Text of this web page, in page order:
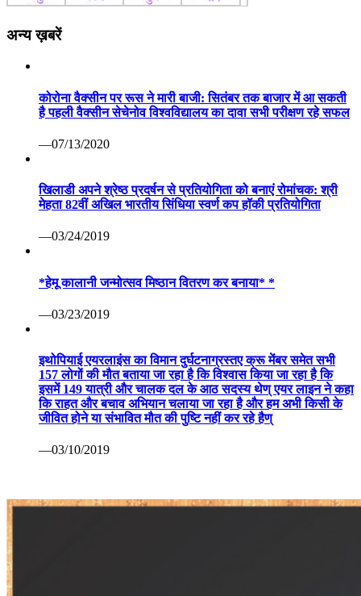
अन्य ख़बरें
कोरोना वैक्सीन पर रूस ने मारी बाजी: सितंबर तक बाजार में आ सकती
है पहली वैक्सीन सेचेनोव विश्वविद्यालय का दावा सभी परीक्षण रहे सफल
—07/13/2020
खिलाडी अपने श्रेष्ठ प्रदर्षन से प्रतियोगिता को बनाएं रोमांचक: श्री
मेहता 82वीं अखिल भारतीय सिंधिया स्वर्ण कप हॉकी प्रतियोगिता
—03/24/2019
*हेमू कालानी जन्मोत्सव मिष्ठान वितरण कर बनाया* *
—03/23/2019
इथोपियाई एयरलाइंस का विमान दुर्घटनाग्रस्तए क्रू मेंबर समेत सभी
157 लोगों की मौत बताया जा रहा है कि विश्वास किया जा रहा है कि
इसमें 149 यात्री और चालक दल के आठ सदस्य थेण् एयर लाइन ने कहा
कि राहत और बचाव अभियान चलाया जा रहा है और हम अभी किसी के
जीवित होने या संभावित मौत की पुष्टि नहीं कर रहे हैण्
—03/10/2019